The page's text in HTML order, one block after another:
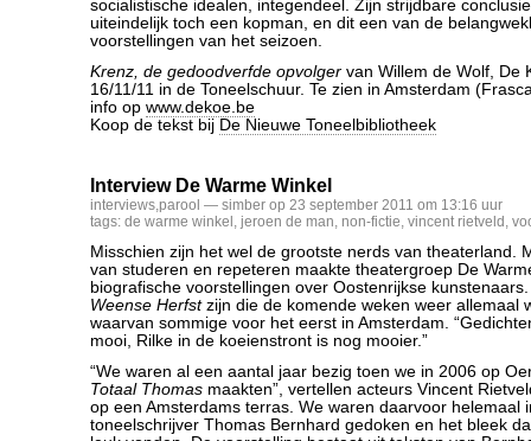
socialistische idealen, integendeel. Zijn strijdbare
uiteindelijk toch een kopman, en dit een van de
voorstellingen van het seizoen.
Krenz, de gedoodverfde opvolger van Willem de Wolf, De
16/11/11 in de Toneelschuur. Te zien in Amsterdam
info op www.dekoe.be
Koop de tekst bij De Nieuwe Toneelbibliotheek
Interview De Warme Winkel
interviews,parool — simber op 23 september 2011 om 13:16 uur
tags: de warme winkel , jeroen de man, non-fictie, vincent rietveld ,
Misschien zijn het wel de grootste nerds van theaterland.
van studeren en repeteren maakte theatergroep De
biografische voorstellingen over Oostenrijkse
Weense Herfstzijn die de komende weken weer allemaal
waarvan sommige voor het eerst in Amsterdam.
mooi, Rilke in de koeienstront is nog mooier.”
“We waren al een aantal jaar bezig toen we in 2006 op
Totaal Thomas maakten”, vertellen acteurs Vincent
op een Amsterdams terras. We waren daarvoor helemaal
toneelschrijver Thomas Bernhard gedoken en het bleek